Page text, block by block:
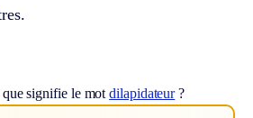
que signifie le motdilapidateur?